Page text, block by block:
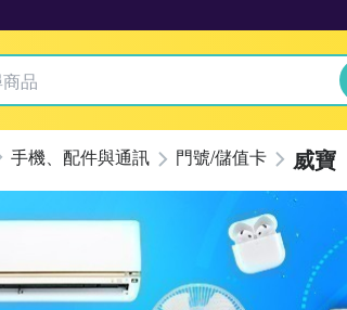
手機、配件與通訊 門號/儲值卡 威寶